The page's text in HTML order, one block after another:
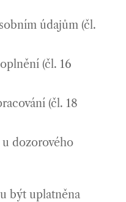
údajům (čl.
(čl. 16
(čl. 18
dozorového
být uplatněna